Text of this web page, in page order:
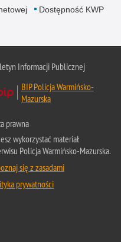
Dostępność KWP
Informacji Publicznej
BIP Policja Warmińsko-
Mazurska
prawna
wykorzystać materiał
Policja Warmińsko-Mazurska.
się z zasadami
prywatności